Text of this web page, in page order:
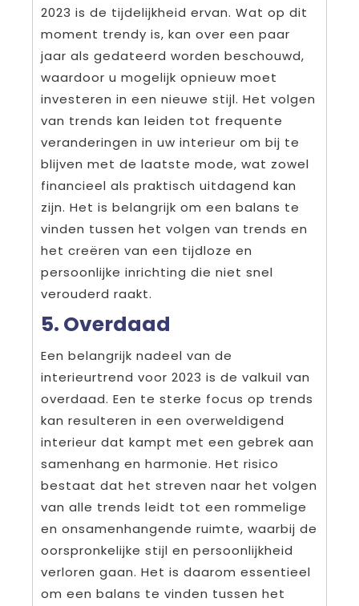
2023 is de tijdelijkheid ervan. Wat op dit
moment trendy is, kan over een paar
jaar als gedateerd worden beschouwd,
waardoor u mogelijk opnieuw moet
investeren in een nieuwe stijl. Het volgen
van trends kan leiden tot frequente
veranderingen in uw interieur om bij te
blijven met de laatste mode, wat zowel
financieel als praktisch uitdagend kan
zijn. Het is belangrijk om een balans te
vinden tussen het volgen van trends en
het creëren van een tijdloze en
persoonlijke inrichting die niet snel
verouderd raakt.
5. Overdaad
Een belangrijk nadeel van de
interieurtrend voor 2023 is de valkuil van
overdaad. Een te sterke focus op trends
kan resulteren in een overweldigend
interieur dat kampt met een gebrek aan
samenhang en harmonie. Het risico
bestaat dat het streven naar het volgen
van alle trends leidt tot een rommelige
en onsamenhangende ruimte, waarbij de
oorspronkelijke stijl en persoonlijkheid
verloren gaan. Het is daarom essentieel
om een balans te vinden tussen het